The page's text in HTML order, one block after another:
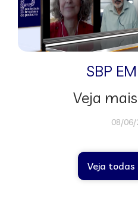
SBP
Veja
08/06/
Veja todas